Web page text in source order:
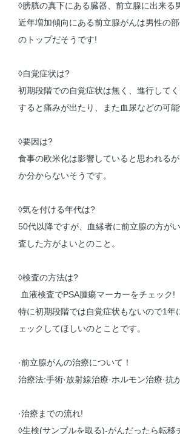
◊膀胱の真下にある臓器、前立腺に出来る
近年増加傾向にある前立腺がんは男性の
のトップだそうです!
◊自覚症状は?
初期段階での自覚症状は無く、進行して
すると痛みが出たり、また血尿などの可
◊要因は?
食事の欧米化は影響していると思われる
か分からないそうです。
◊気を付ける年代は?
50代以降ですが、血縁者に前立腺の方が
査した方がよいとのこと。
◊検査の方法は?
血液検査でPSA腫瘍マーカーをチェック!
特に初期段階では自覚症状もないので1年
ェックしてほしいのとことです。
·前立腺がんの治療について！
治療法:手術·放射線治療·ホルモン治療·抗
·治療までの流れ!
◊生検(サンプルを取る)-がんだったら転移